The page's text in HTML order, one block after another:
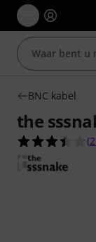
BNC kabel
the
(